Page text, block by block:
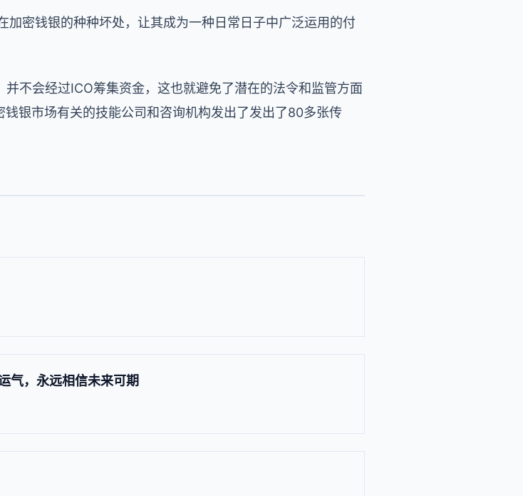
加密钱银的种种坏处，让其成为一种日常日子中广泛运用的付
不会经过ICO筹集资金，这也就避免了潜在的法令和监管方面
银市场有关的技能公司和咨询机构发出了发出了80多张传
气，永远相信未来可期